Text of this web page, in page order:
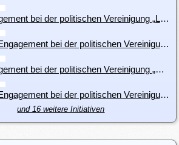
i6780: „freies“ Engagement bei der politischen Vereinigung „Linkswende“
i6781: Kein „freies“ Engagement bei der politischen Vereinigung/Partei „Linkswende“
i6782: „freies“ Engagement bei der politischen Vereinigung „Demos“
i6783: Kein „freies“ Engagement bei der politischen Vereinigung/Partei „Demos“
und 16 weitere Initiativen